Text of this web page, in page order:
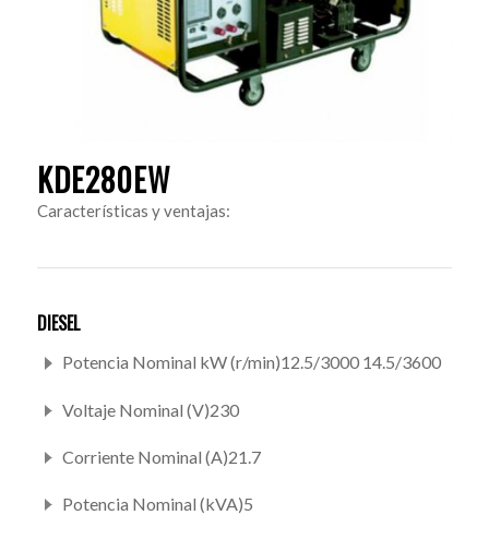
KDE280EW
Características y ventajas:
DIESEL
Potencia Nominal kW (r/min)12.5/3000 14.5/3600
Voltaje Nominal (V)230
Corriente Nominal (A)21.7
Potencia Nominal (kVA)5